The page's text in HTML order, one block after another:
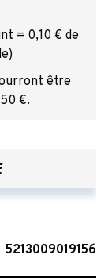
= 0,10 € de
être
€.
5213009019156